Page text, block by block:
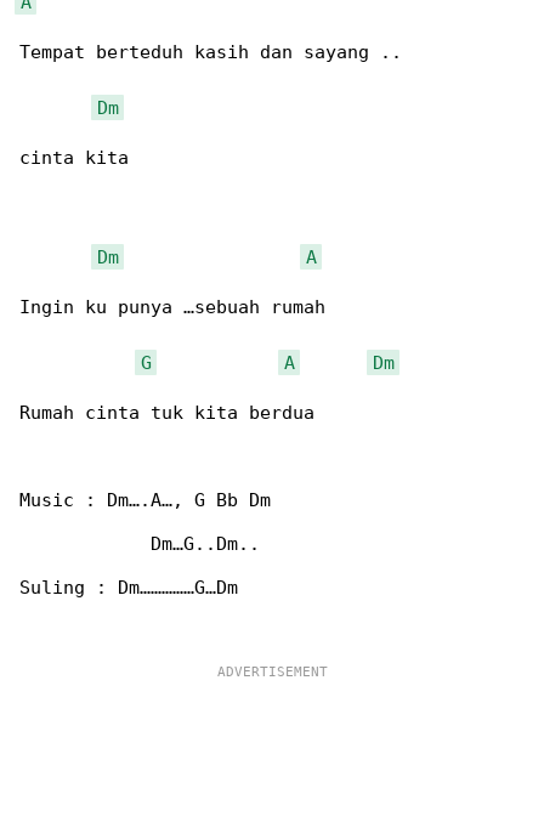
Tempat berteduh kasih dan sayang ..
Dm
cinta kita
Dm A
Ingin ku punya …sebuah rumah
G A Dm
Rumah cinta tuk kita berdua
Music : Dm….A…, G Bb Dm
            Dm…G..Dm..
Suling : Dm……………G…Dm